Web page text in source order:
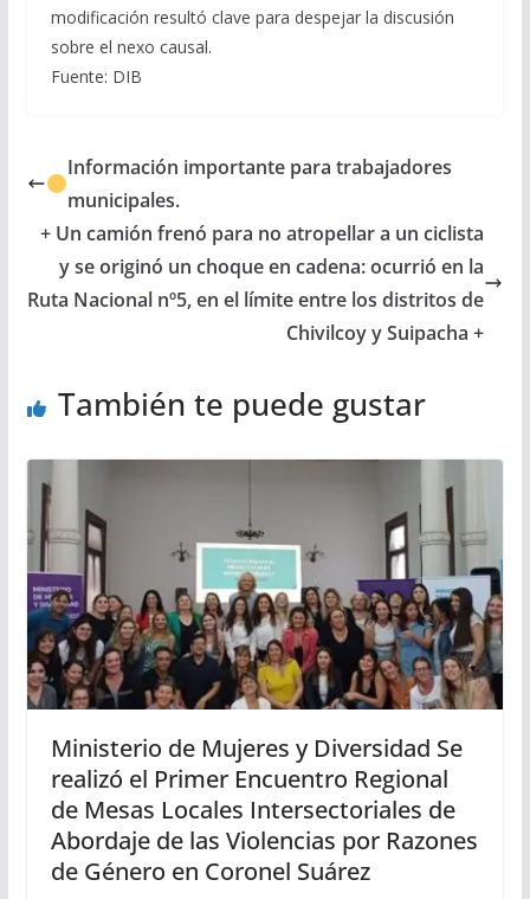
modificación resultó clave para despejar la discusión
sobre el nexo causal.
Fuente: DIB
Información importante para trabajadores
municipales.
+ Un camión frenó para no atropellar a un ciclista
y se originó un choque en cadena: ocurrió en la
Ruta Nacional nº5, en el límite entre los distritos de
Chivilcoy y Suipacha +
También te puede gustar
Ministerio de Mujeres y Diversidad Se
realizó el Primer Encuentro Regional
de Mesas Locales Intersectoriales de
Abordaje de las Violencias por Razones
de Género en Coronel Suárez